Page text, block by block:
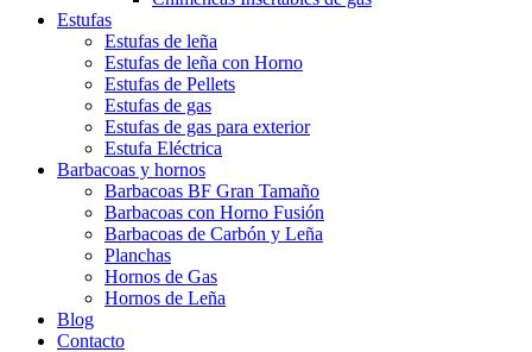
Estufas
Estufas de leña
Estufas de leña con Horno
Estufas de Pellets
Estufas de gas
Estufas de gas para exterior
Estufa Eléctrica
Barbacoas y hornos
Barbacoas BF Gran Tamaño
Barbacoas con Horno Fusión
Barbacoas de Carbón y Leña
Planchas
Hornos de Gas
Hornos de Leña
Blog
Contacto